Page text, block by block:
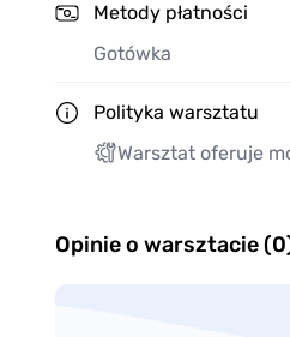
Metody płatności
Gotówka
Polityka warsztatu
Warsztat oferuje
Opinie o warsztacie